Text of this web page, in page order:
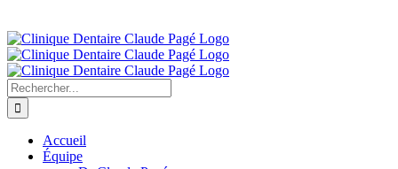
au
contenu
Rechercher:
Accueil
Équipe